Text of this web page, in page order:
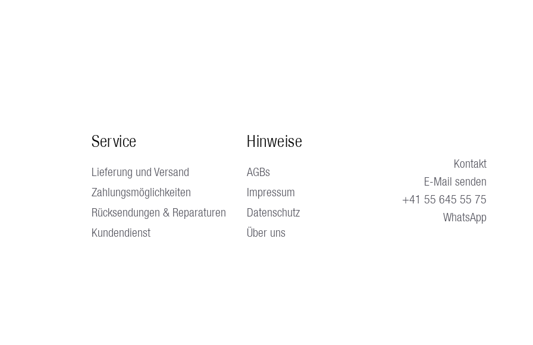
Service
Lieferung und Versand
Zahlungsmöglichkeiten
Rücksendungen & Reparaturen
Kundendienst
Hinweise
AGBs
Impressum
Datenschutz
Über uns
Kontakt
E-Mail senden
+41 55 645 55 75
WhatsApp